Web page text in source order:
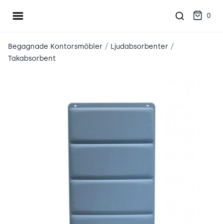
Öppna meny 0
Begagnade Kontorsmöbler / Ljudabsorbenter /
Takabsorbent